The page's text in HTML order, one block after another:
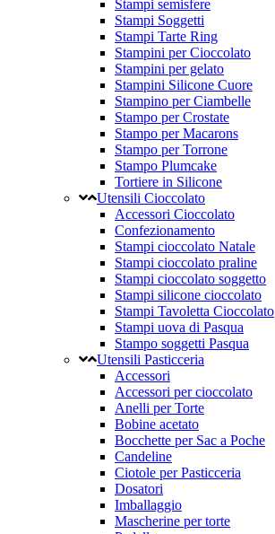
Stampi semisfere
Stampi Soggetti
Stampi Tarte Ring
Stampini per Cioccolato
Stampini per gelato
Stampini Silicone Cuore
Stampino per Ciambelle
Stampo per Crostate
Stampo per Macarons
Stampo per Torrone
Stampo Plumcake
Tortiere in Silicone
Utensili Cioccolato
Accessori Cioccolato
Confezionamento
Stampi cioccolato Natale
Stampi cioccolato praline
Stampi cioccolato soggetto
Stampi silicone cioccolato
Stampi Tavoletta Cioccolato
Stampi uova di Pasqua
Stampo soggetti Pasqua
Utensili Pasticceria
Accessori
Accessori per cioccolato
Anelli per Torte
Bobine acetato
Bocchette per Sac a Poche
Candeline
Ciotole per Pasticceria
Dosatori
Imballaggio
Mascherine per torte